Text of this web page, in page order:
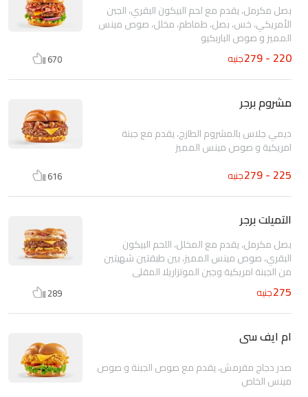
بصل مكرمل، يقدم مع لحم البيكون البقري، الجبن
الأمريكي، خس، بصل، طماطم، مخلل، صوص مينس
المميز و صوص الباربكيو
220 - 279 جنيه 670
مشروم برجر
ديمي جلاس بالمشروم الطازج، يقدم مع جبنة
امريكية و صوص مينس المميز
225 - 279 جنيه 616
التميلت برجر
بصل مكرمل، يقدم مع المخلل، اللحم البيكون
البقري، صوص مينس المميز، بين طبقتين شهيتين
من الجبنة امريكية وجبن الموتزاريلا المقلي
275جنيه 289
ام ايف سى
صدر دجاج مقرمش، يقدم مع صوص الجبنة و صوص
مينس الخاص